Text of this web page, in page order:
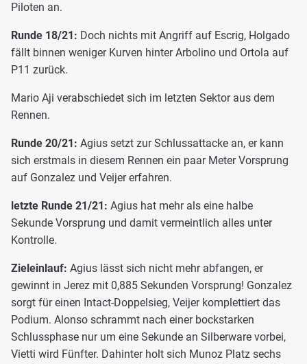
Piloten an.
Runde 18/21: Doch nichts mit Angriff auf Escrig, Holgado
fällt binnen weniger Kurven hinter Arbolino und Ortola auf
P11 zurück.
Mario Aji verabschiedet sich im letzten Sektor aus dem
Rennen.
Runde 20/21: Agius setzt zur Schlussattacke an, er kann
sich erstmals in diesem Rennen ein paar Meter Vorsprung
auf Gonzalez und Veijer erfahren.
letzte Runde 21/21: Agius hat mehr als eine halbe
Sekunde Vorsprung und damit vermeintlich alles unter
Kontrolle.
Zieleinlauf: Agius lässt sich nicht mehr abfangen, er
gewinnt in Jerez mit 0,885 Sekunden Vorsprung! Gonzalez
sorgt für einen Intact-Doppelsieg, Veijer komplettiert das
Podium. Alonso schrammt nach einer bockstarken
Schlussphase nur um eine Sekunde an Silberware vorbei,
Vietti wird Fünfter. Dahinter holt sich Munoz Platz sechs